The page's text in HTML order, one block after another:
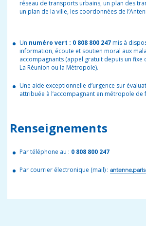
réseau de transports urbains, un plan des
un plan de la ville, les coordonnées de
Un numéro vert : 0 808 800 247mis à
information, écoute et soutien moral aux
accompagnants (appel gratuit depuis un
La Réunion ou la Métropole).
Une aide exceptionnelle d’urgence sur
attribuée à l’accompagnant en métropole de
Renseignements
Par téléphone au : 0 808 800 247
Par courrier électronique (mail) :